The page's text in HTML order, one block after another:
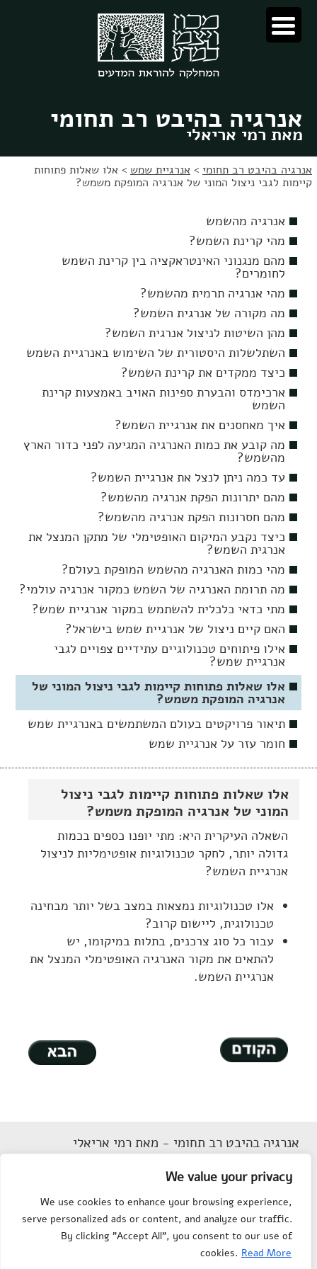
We value your privacy
We use cookies to enhance your browsing experience,
serve personalized ads or content, and analyze our traffic.
By clicking "Accept All", you consent to our use of
cookies. Read More
לתוכן
לניווט
אנרגיה בהיבט רב תחומי
מאת רמי אריאלי
אנרגיה בהיבט רב תחומי > אנרגיית שמש > אלו שאלות פתוחות
קיימות לגבי ניצול המוני של אנרגיה המופקת משמש?
אלו שאלות פתוחות קיימות לגבי ניצול
המוני של אנרגיה המופקת משמש?
השאלה העיקרית היא: מתי יופנו כספים בכמות
גדולה יותר, לחקר טכנולוגיות אופטימליות לניצול
אנרגיית השמש?
אלו טכנולוגיות נמצאות במצב בשל יותר מבחינה
טכנולוגית, ליישום קרוב?
עבור כל סוג צרכנים, בתלות במיקומו, יש
להתאים את מקור האנרגיה האופטימלי המנצל את
אנרגיית השמש.
אנרגיה מהשמש
מהי קרינת השמש?
מהם מנגנוני האינטראקציה בין קרינת השמש
לחומרים?
מהי אנרגיה תרמית מהשמש?
מה מקורה של אנרגית השמש?
מהן השיטות לניצול אנרגית השמש?
השתלשלות היסטורית של השימוש באנרגיית השמש
כיצד ממקדים את קרינת השמש?
ארכימדס והבערת ספינות האויב באמצעות קרינת
השמש
איך מאחסנים את אנרגיית השמש?
מה קובע את כמות האנרגיה המגיעה לפני כדור הארץ
מהשמש?
עד כמה ניתן לנצל את אנרגיית השמש?
מהם יתרונות הפקת אנרגיה מהשמש?
מהם חסרונות הפקת אנרגיה מהשמש?
כיצד נקבע המיקום האופטימלי של מתקן המנצל את
אנרגית השמש?
מהי כמות האנרגיה מהשמש המופקת בעולם?
מה תרומת האנרגיה של השמש כמקור אנרגיה עולמי?
מתי כדאי כלכלית להשתמש במקור אנרגיית שמש?
האם קיים ניצול של אנרגיית שמש בישראל?
אילו פיתוחים טכנולוגיים עתידיים צפויים לגבי
אנרגיית שמש?
אלו שאלות פתוחות קיימות לגבי ניצול המוני של
אנרגיה המופקת משמש?
תיאור פרויקטים בעולם המשתמשים באנרגיית שמש
חומר עזר על אנרגיית שמש
אנרגיה בהיבט רב תחומי - מאת רמי אריאלי
הצהרת נגישות
מפת אתר
צור קשר